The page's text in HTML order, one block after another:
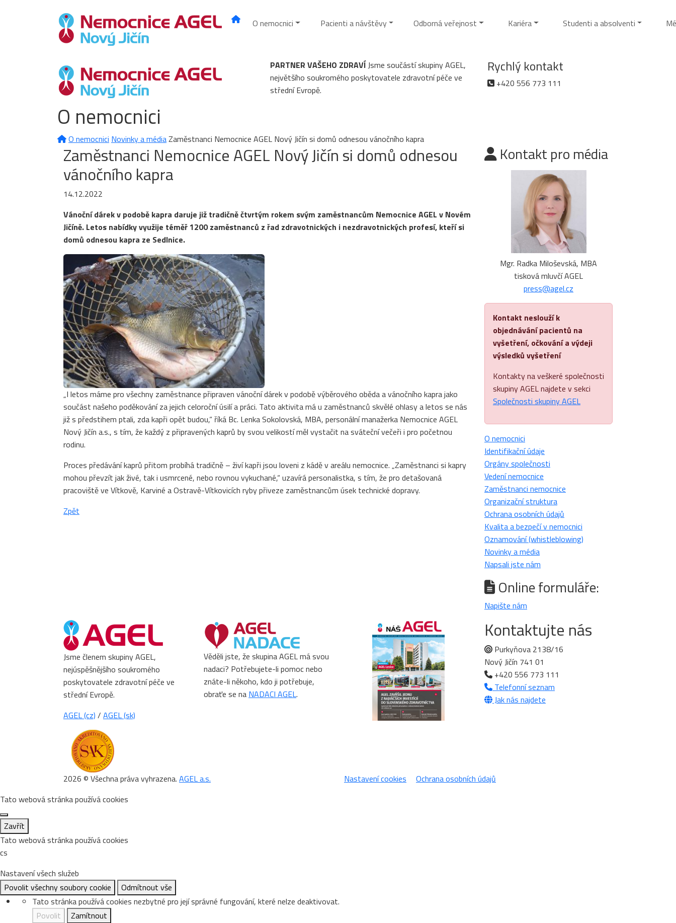
O nemocnici Pacienti a návštěvy Odborná veřejnost Kariéra Studenti a absolventi
PARTNER VAŠEHO ZDRAVÍJsme součástí skupiny AGEL,
největšího soukromého poskytovatele zdravotní péče ve
střední Evropě.
Rychlý kontakt
+420 556 773 111
O nemocnici
O nemocnici Novinky a médiaZaměstnanci Nemocnice AGEL Nový Jičín si domů odnesou vánočního kapra
Zaměstnanci Nemocnice AGEL Nový Jičín si domů odnesou
vánočního kapra
14.12.2022
Vánoční dárek v podobě kapra daruje již tradičně čtvrtým rokem svým zaměstnancům Nemocnice AGEL v Novém
Jičíně. Letos nabídky využije téměř 1200 zaměstnanců z řad zdravotnických i nezdravotnických profesí, kteří si
domů odnesou kapra ze Sedlnice.
„I letos máme pro všechny zaměstnance připraven vánoční dárek v podobě výběrového oběda a vánočního kapra jako
součást našeho poděkování za jejich celoroční úsilí a práci. Tato aktivita má u zaměstnanců skvělé ohlasy a letos se nás
již s předstihem ptali, zda kapři opět budou,“ říká Bc. Lenka Sokolovská, MBA, personální manažerka Nemocnice AGEL
Nový Jičín a.s., s tím, že každý z připravených kaprů by svou velikostí měl vystačit na sváteční večeři i pro početnou
rodinu.
Proces předávání kaprů přitom probíhá tradičně – živí kapři jsou loveni z kádě v areálu nemocnice. „Zaměstnanci si kapry
mohou převzít jak živé, tak i usmrcené, nebo rovnou vykuchané,“ uzavírá personalistka, s tím, že pro detašovaná
pracoviště ve Vítkově, Karviné a Ostravě-Vítkovicích ryby přiveze zaměstnancům úsek technické dopravy.
Zpět
Kontakt pro média
Mgr. Radka Miloševská, MBA
tisková mluvčí AGEL
press@agel.cz
Kontakt neslouží k
objednávání pacientů na
vyšetření, očkování a výdeji
výsledků vyšetření
Kontakty na veškeré společnosti
skupiny AGEL najdete v sekci
Společnosti skupiny AGEL
O nemocnici
Identifikační údaje
Orgány společnosti
Vedení nemocnice
Zaměstnanci nemocnice
Organizační struktura
Ochrana osobních údajů
Kvalita a bezpečí v nemocnici
Oznamování (whistleblowing)
Novinky a média
Napsali jste nám
Online formuláře:
Napište nám
Jsme členem skupiny AGEL,
nejúspěšnějšího soukromého
poskytovatele zdravotní péče ve
střední Evropě.
AGEL (cz) / AGEL (sk)
Věděli jste, že skupina AGEL má svou
nadaci? Potřebujete-li pomoc nebo
znáte-li někoho, kdo ji potřebuje,
obraťe se na NADACI AGEL.
Kontaktujte nás
Purkyňova 2138/16
Nový Jičín 741 01
+420 556 773 111
Telefonní seznam
Jak nás najdete
2026 © Všechna práva vyhrazena. AGEL a.s. Nastavení cookies
Ochrana osobních údajů
Tato webová stránka používá cookies
Zavřít
Tato webová stránka používá cookies
cs
Nastavení všech služeb
Povolit všechny soubory cookie
Odmítnout vše
Tato stránka používá cookies nezbytné pro její správné fungování, které nelze deaktivovat.
Povolit
Zamítnout